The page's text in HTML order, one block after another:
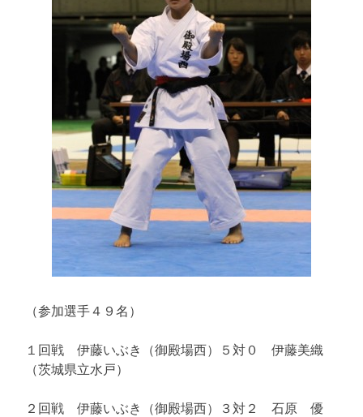
（参加選手４９名）
１回戦 伊藤いぶき（御殿場西）５対０ 伊藤美織
（茨城県立水戸）
２回戦 伊藤いぶき（御殿場西）３対２ 石原 優